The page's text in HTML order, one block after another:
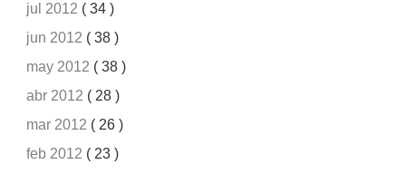
jul 2012 ( 34 )
jun 2012 ( 38 )
may 2012 ( 38 )
abr 2012 ( 28 )
mar 2012 ( 26 )
feb 2012 ( 23 )